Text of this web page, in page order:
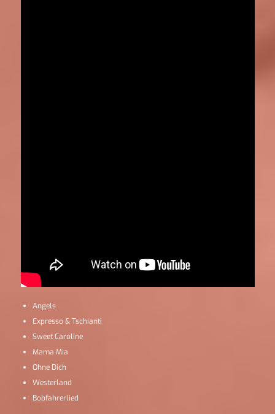
Angels
Expresso & Tschianti
Sweet Caroline
Mama Mia
Ohne Dich
Westerland
Bobfahrerlied